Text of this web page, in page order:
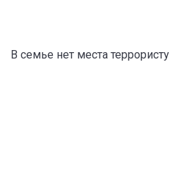
В семье нет места террористу